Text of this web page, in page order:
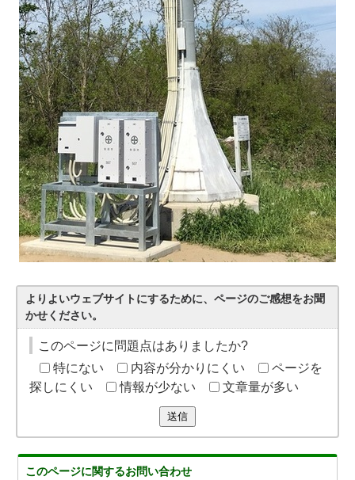
よりよいウェブサイトにするために、ページのご感想をお聞
かせください。
このページに問題点はありましたか?
特にない
内容が分かりにくい
ページを
探しにくい
情報が少ない 文章量が多い
送信
このページに関するお問い合わせ